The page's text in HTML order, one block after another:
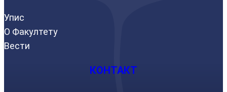
Упис
О Факултету
Вести
КОНТАКТ